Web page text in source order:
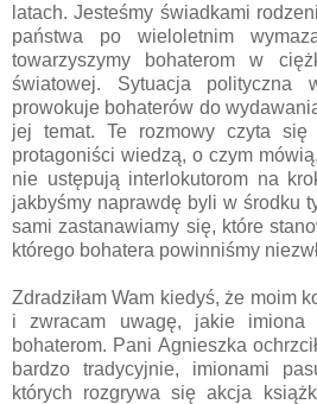
latach. Jesteśmy świadkami
państwa po wieloletnim
towarzyszymy bohaterom w
światowej. Sytuacja
prowokuje bohaterów do
jej temat. Te rozmowy czyta się
protagoniści wiedzą, o czym
nie ustępują interlokutorom na
jakbyśmy naprawdę byli w środku
sami zastanawiamy się, które
którego bohatera powinniśmy
Zdradziłam Wam kiedyś, że moim
i zwracam uwagę, jakie imiona
bohaterom. Pani Agnieszka
bardzo tradycyjnie, imionami
których rozgrywa się akcja